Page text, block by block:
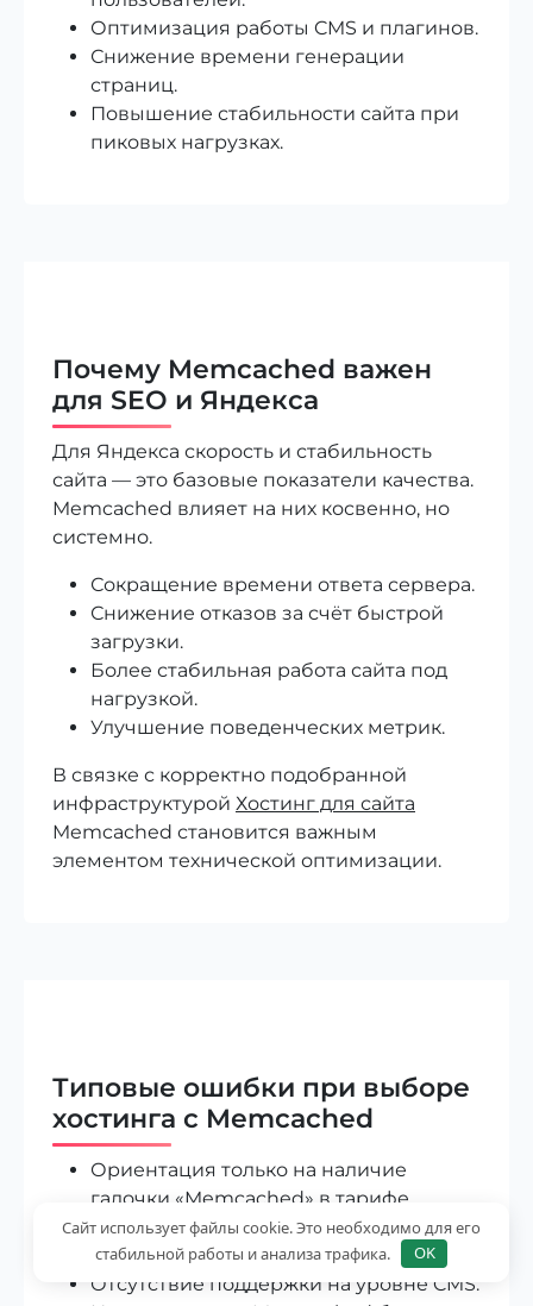
Оптимизация работы CMS и плагинов.
Снижение времени генерации
страниц.
Повышение стабильности сайта при
пиковых нагрузках.
Почему Memcached важен
для SEO и Яндекса
Для Яндекса скорость и стабильность
сайта — это базовые показатели качества.
Memcached влияет на них косвенно, но
системно.
Сокращение времени ответа сервера.
Снижение отказов за счёт быстрой
загрузки.
Более стабильная работа сайта под
нагрузкой.
Улучшение поведенческих метрик.
В связке с корректно подобранной
инфраструктурой Хостинг для сайта
Memcached становится важным
элементом технической оптимизации.
Типовые ошибки при выборе
хостинга с Memcached
Ориентация только на наличие
галочки «Memcached» в тарифе.
Недостаточный объём выделенной
памяти.
Отсутствие поддержки на уровне CMS.
Сайт использует файлы cookie. Это необходимо для его
стабильной работы и анализа трафика.
OK